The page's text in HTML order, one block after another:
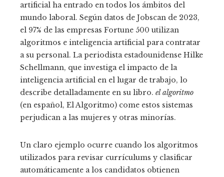
artificial ha entrado en todos los ámbitos del
mundo laboral. Según datos de Jobscan de 2023,
el 97% de las empresas Fortune 500 utilizan
algoritmos e inteligencia artificial para contratar
a su personal. La periodista estadounidense Hilke
Schellmann, que investiga el impacto de la
inteligencia artificial en el lugar de trabajo, lo
describe detalladamente en su libro. el algoritmo
(en español, El Algoritmo) come estos sistemas
perjudican a las mujeres y otras minorías.
Un claro ejemplo ocurre cuando los algoritmos
utilizados para revisar currículums y clasificar
automáticamente a los candidatos obtienen